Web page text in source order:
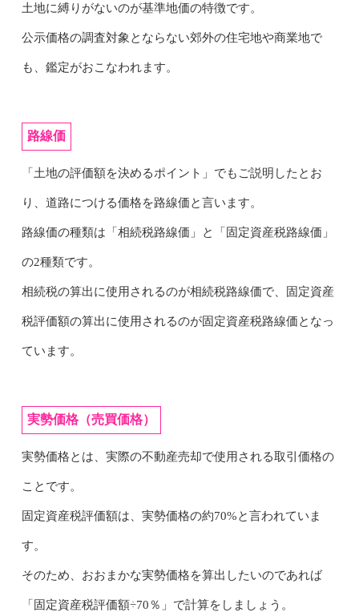
土地に縛りがないのが基準地価の特徴です。
公示価格の調査対象とならない郊外の住宅地や商業地で
も、鑑定がおこなわれます。
路線価
「土地の評価額を決めるポイント」でもご説明したとお
り、道路につける価格を路線価と言います。
路線価の種類は「相続税路線価」と「固定資産税路線価」
の2種類です。
相続税の算出に使用されるのが相続税路線価で、固定資産
税評価額の算出に使用されるのが固定資産税路線価となっ
ています。
実勢価格（売買価格）
実勢価格とは、実際の不動産売却で使用される取引価格の
ことです。
固定資産税評価額は、実勢価格の約70%と言われていま
す。
そのため、おおまかな実勢価格を算出したいのであれば
「固定資産税評価額÷70％」で計算をしましょう。